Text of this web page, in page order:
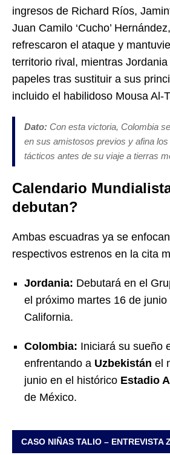
ingresos de Richard Ríos,
Juan Camilo ‘Cucho’
refrescaron el ataque y
territorio rival, mientras
papeles tras sustituir a sus
incluido el habilidoso Mousa Al-
Dato: Con esta victoria, Colombia
en sus amistosos previos y afina
tácticos antes de su viaje a tierras
Calendario
debutan?
Ambas escuadras ya se
respectivos estrenos en la cita
Jordania: Debutará en el
el próximo martes 16 de
California.
Colombia: Iniciará su sueño
enfrentando a Uzbekistán el
junio en el histórico Estadio
de México.
CASO NIÑAS TALIO – ENTREVISTA